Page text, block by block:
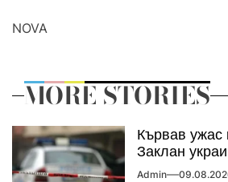
NOVA
MORE STORIES
Кървав ужас
Заклан
Admin